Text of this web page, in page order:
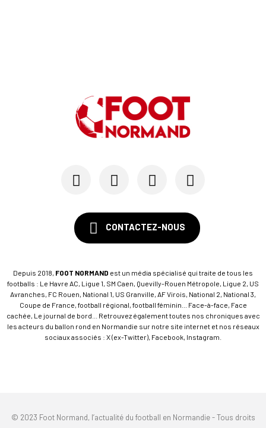
SM CAEN - MERCATO
Le Rouennais Nassim Titebah sur les tablettes d...
Le Stade Malherbe sur le point de sécuriser une...
CONTACTEZ-NOUS
Depuis 2018, FOOT NORMAND est un média spécialisé qui traite de tous les
footballs : Le Havre AC, Ligue 1, SM Caen, Quevilly-Rouen Métropole, Ligue 2, US
Avranches, FC Rouen, National 1, US Granville, AF Virois, National 2, National 3,
Coupe de France, football régional, football féminin... Face-à-face, Face
cachée, Le journal de bord... Retrouvez également toutes nos chroniques avec
les acteurs du ballon rond en Normandie sur notre site internet et nos réseaux
sociaux associés : X (ex-Twitter), Facebook, Instagram.
© 2023 Foot Normand, l’actualité du football en Normandie - Tous droits